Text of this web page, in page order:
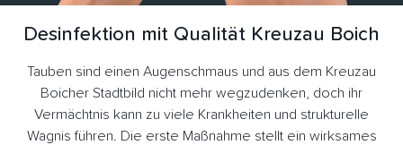
Desinfektion mit Qualität Kreuzau Boich
Tauben sind einen Augenschmaus und aus dem Kreuzau
Boicher Stadtbild nicht mehr wegzudenken, doch ihr
Vermächtnis kann zu viele Krankheiten und strukturelle
Wagnis führen. Die erste Maßnahme stellt ein wirksames